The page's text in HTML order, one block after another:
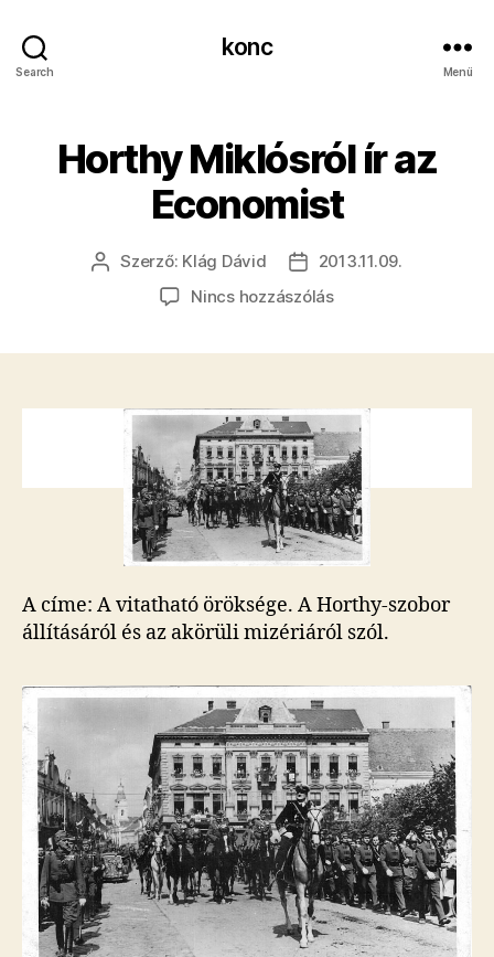
Search
konc
Menü
Horthy Miklósról ír az
Economist
Bejegyzés
szerzője
Szerző: Klág Dávid
Bejegyzés
dátuma
2013.11.09.
Nincs hozzászólása(z)
Economist
bejegyzéshez
A címe: A vitatható öröksége. A Horthy-szobor
állításáról és az akörüli mizériáról szól.